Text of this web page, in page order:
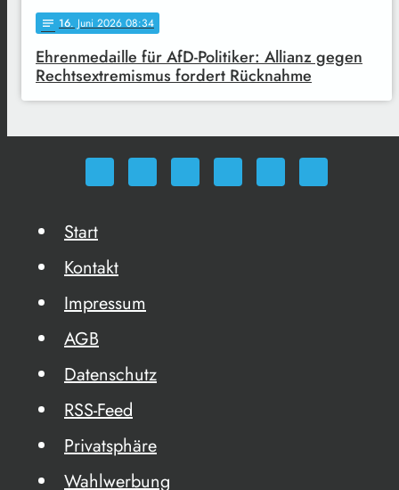
notes 16. Juni 2026 08:34
Ehrenmedaille für AfD-Politiker: Allianz gegen
Rechtsextremismus fordert Rücknahme
Start
Kontakt
Impressum
AGB
Datenschutz
RSS-Feed
Privatsphäre
Wahlwerbung